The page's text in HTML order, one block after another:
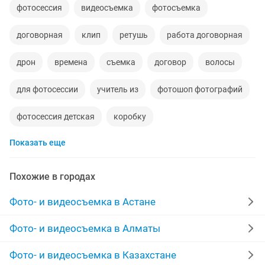
фотосессия видеосъемка фотосъемка
договорная клип ретушь работа договорная
дрон времена съемка договор волосы
для фотосессии учитель из фотошоп фотографий
фотосессия детская коробку
фотограф фотосессия
видеосъёмка студия фотосъёмка
фотоссесия эффект детали
фотосессия студия недвижимости
Показать еще
Похожие в городах
Фото- и видеосъемка в Астане
Фото- и видеосъемка в Алматы
Фото- и видеосъемка в Казахстане